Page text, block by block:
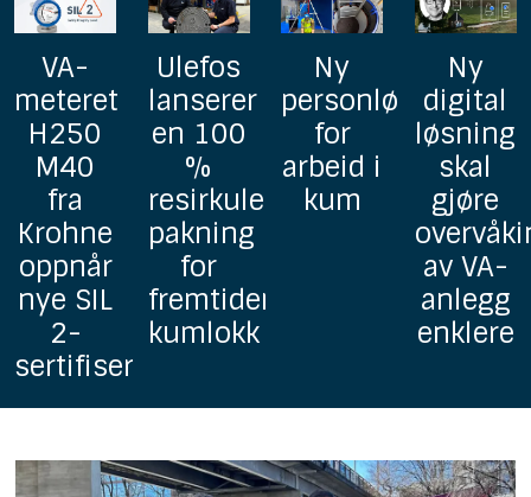
Ulefos
lanserer
en 100
%
resirkulerbar
pakning
for
fremtidens
kumlokk
Ny
personløfter
for
arbeid i
kum
Ny
digital
løsning
skal
gjøre
overvåking
GF
lanserer
Uponor
i PP